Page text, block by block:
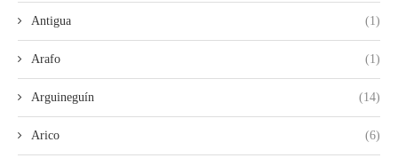
Antigua (1)
Arafo (1)
Arguineguín (14)
Arico (6)